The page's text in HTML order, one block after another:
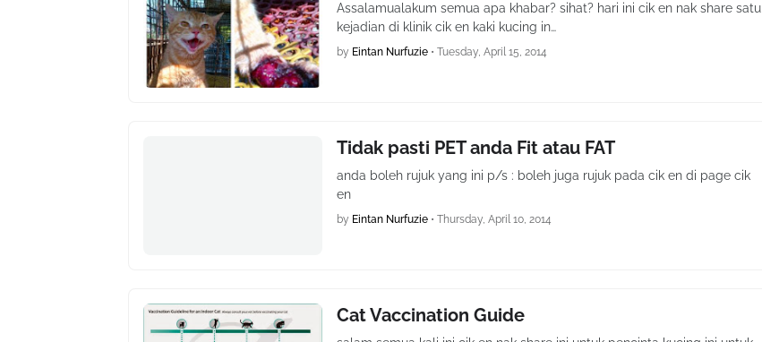
Assalamualakum semua apa khabar? sihat? hari ini cik en nak share satu
kejadian di klinik cik en kaki kucing in…
by Eintan Nurfuzie • Tuesday, April 15, 2014
Tidak pasti PET anda Fit atau FAT
anda boleh rujuk yang ini p/s : boleh juga rujuk pada cik en di page cik
en
by Eintan Nurfuzie • Thursday, April 10, 2014
Cat Vaccination Guide